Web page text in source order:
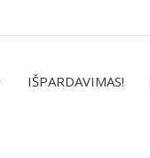
IŠPARDAVIMAS!